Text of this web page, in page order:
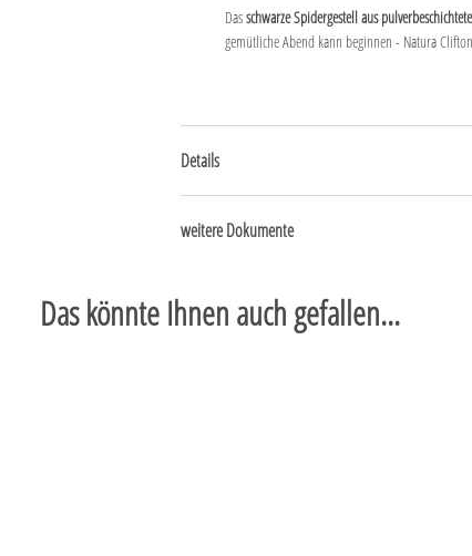
Dasschwarze Spidergestell aus
gemütliche Abend kann beginnen - Natura
Details
weitere Dokumente
Das könnte Ihnen auch gefallen...